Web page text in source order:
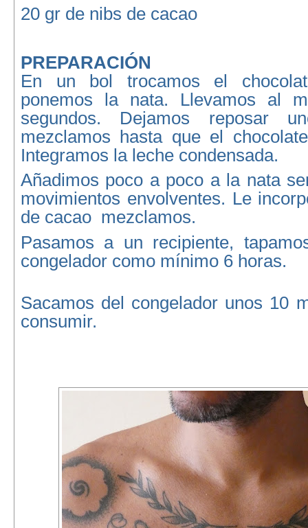
20 gr de nibs de cacao
PREPARACIÓN
En un bol trocamos el
ponemos la nata. Llevamos al
segundos. Dejamos reposar
mezclamos hasta que el
Integramos la leche condensada.
Añadimos poco a poco a la nata
movimientos envolventes. Le
de cacao mezclamos.
Pasamos a un recipiente,
congelador como mínimo 6 horas.
Sacamos del congelador unos 10
consumir.